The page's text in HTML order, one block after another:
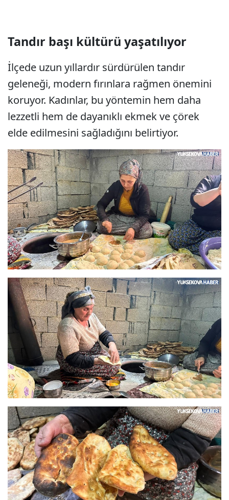
Tandır başı kültürü yaşatılıyor
İlçede uzun yıllardır sürdürülen tandır
geleneği, modern fırınlara rağmen önemini
koruyor. Kadınlar, bu yöntemin hem daha
lezzetli hem de dayanıklı ekmek ve çörek
elde edilmesini sağladığını belirtiyor.